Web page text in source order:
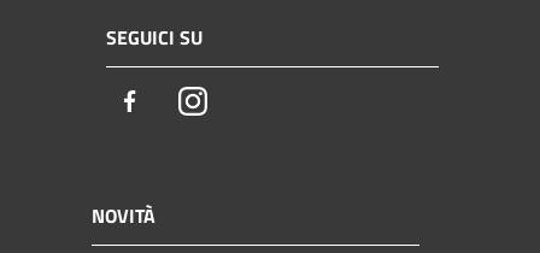
SEGUICI SU
FacebookInstagram
NOVITÀ